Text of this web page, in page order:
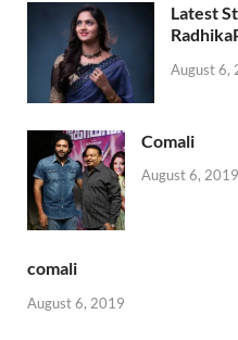
Latest
August 6,
Comali
August 6, 2019
comali
August 6, 2019